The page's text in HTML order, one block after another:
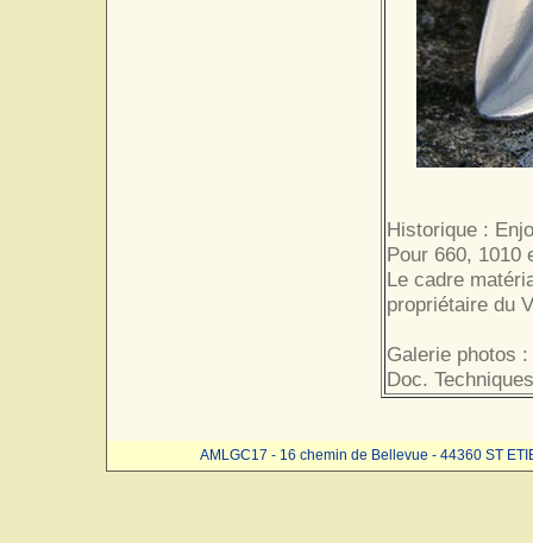
Historique :
Pour 660, 1010
Le cadre
propriétaire du
Galerie photos :
Doc.
AMLGC17 - 16 chemin de Bellevue - 44360 ST